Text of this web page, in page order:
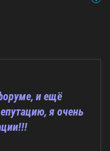
и ещё
я очень